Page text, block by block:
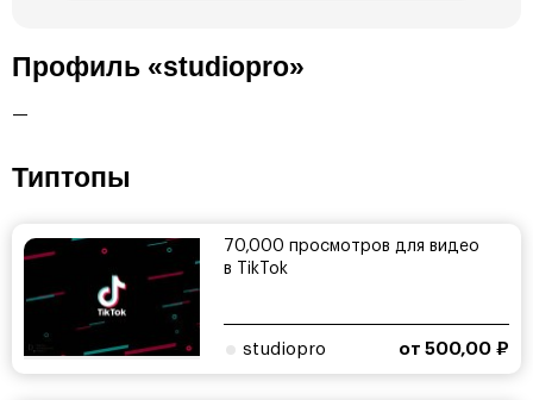
Профиль «studiopro»
—
Типтопы
70,000 просмотров для видео
в TikTok
studiopro от 500,00 ₽